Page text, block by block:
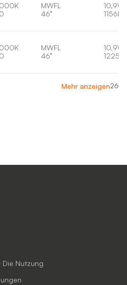
MWFL
46°
10,9W
1156lm
MWFL
46°
10,9W
1225lm
Mehr anzeigen26
Die Nutzung